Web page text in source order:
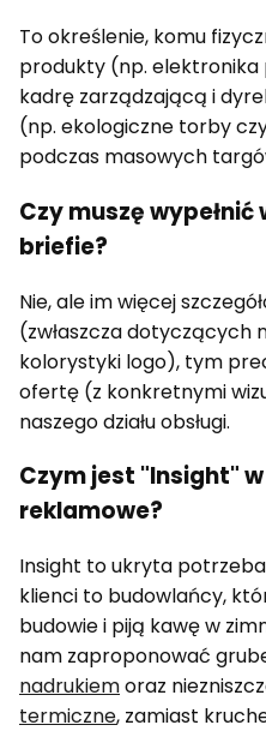
To określenie, komu
produkty (np. elektronika
kadrę zarządzającą i
(np. ekologiczne torby
podczas masowych
Czy muszę
briefie?
Nie, ale im więcej
(zwłaszcza dotyczących
kolorystyki logo), tym
ofertę (z konkretnymi
naszego działu obsługi.
Czym jest "Insight"
reklamowe?
Insight to ukryta
klienci to budowlańcy,
budowie i piją kawę w
nam zaproponować
nadrukiemoraz
termiczne, zamiast